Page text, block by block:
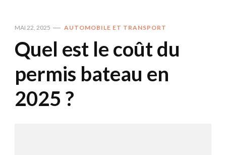
MAI 22, 2025 AUTOMOBILE ET TRANSPORT
Quel est le coût du
permis bateau en
2025 ?